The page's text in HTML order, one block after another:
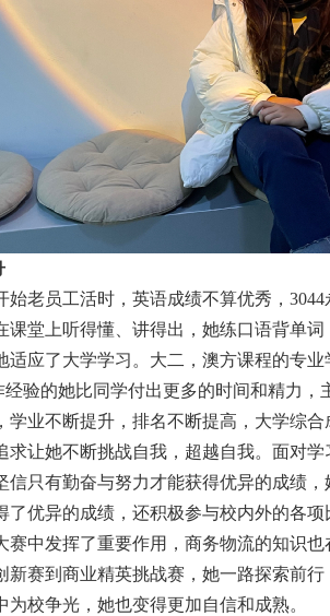
始老员工活时，英语成绩不算优秀，
课堂上听得懂、讲得出，她练口语背单
适应了大学学习。大二，澳方课程的专
经验的她比同学付出更多的时间和精力
业不断提升，排名不断提高，大学综合
求让她不断挑战自我，超越自我。面对
只有勤奋与努力才能获得优异的成绩
了优异的成绩，还积极参与校内外的各
赛中发挥了重要作用，商务物流的知识
新赛到商业精英挑战赛，她一路探索前
校争光，她也变得更加自信和成熟。